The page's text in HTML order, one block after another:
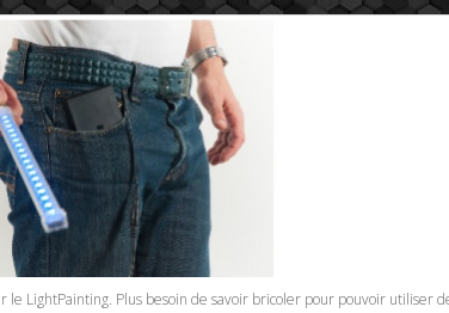
LightPainting. Plus besoin de savoir bricoler pour pouvoir utiliser